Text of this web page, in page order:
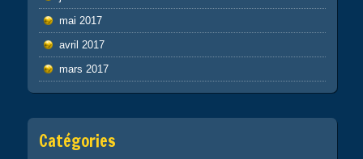
mai 2017
avril 2017
mars 2017
Catégories